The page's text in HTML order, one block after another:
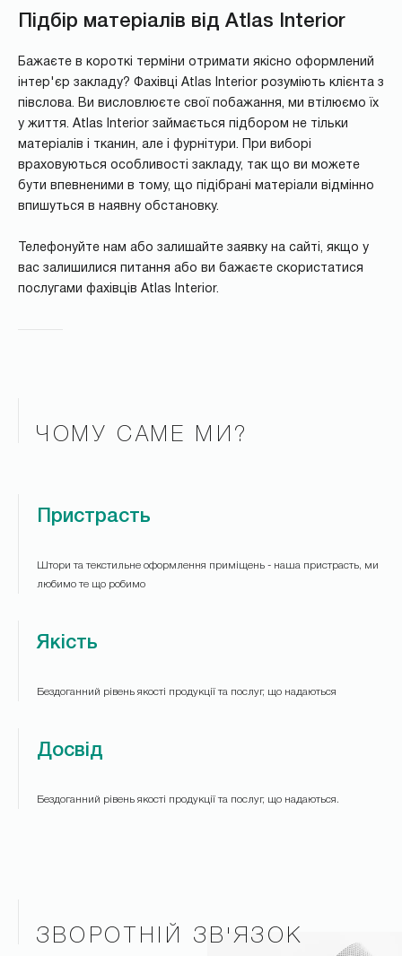
Підбір матеріалів від Atlas Interior
Бажаєте в короткі терміни отримати якісно оформлений
інтер'єр закладу? Фахівці Atlas Interior розуміють клієнта з
півслова. Ви висловлюєте свої побажання, ми втілюємо їх
у життя. Atlas Interior займається підбором не тільки
матеріалів і тканин, але і фурнітури. При виборі
враховуються особливості закладу, так що ви можете
бути впевненими в тому, що підібрані матеріали відмінно
впишуться в наявну обстановку.
Телефонуйте нам або залишайте заявку на сайті, якщо у
вас залишилися питання або ви бажаєте скористатися
послугами фахівців Atlas Interior.
ЧОМУ САМЕ МИ?
Пристрасть
Штори та текстильне оформлення приміщень - наша пристрасть, ми
любимо те що робимо
Якість
Бездоганний рівень якості продукції та послуг, що надаються
Досвід
Бездоганний рівень якості продукції та послуг, що надаються.
ЗВОРОТНІЙ ЗВ'ЯЗОК